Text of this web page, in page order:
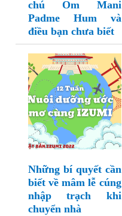
chú Om Mani
Padme Hum và
điều bạn chưa biết
Những bí quyết cần
biết về mâm lễ cúng
nhập trạch khi
chuyển nhà